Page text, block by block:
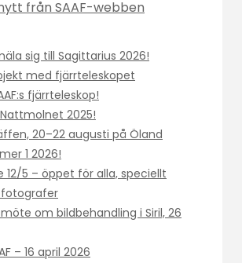
från SAAF-webben
sig till Sagittarius 2026!
med fjärrteleskopet
fjärrteleskop!
2025!
20–22 augusti på Öland
1 2026!
12/5 – öppet för alla, speciellt
om bildbehandling i Siril, 26
– 16 april 2026